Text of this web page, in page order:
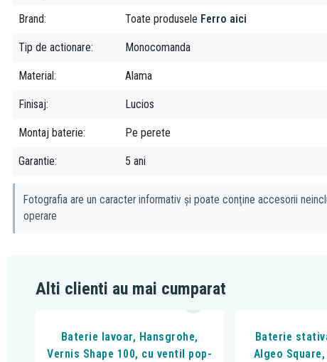
Brand Toate produsele Ferro aici
Tip de actionare Monocomanda
Material Alama
Finisaj Lucios
Montaj baterie Pe perete
Garantie 5 ani
Fotografia are un caracter informativ și poate conține accesorii
operare
Alti clienti au mai cumparat
Baterie lavoar, Hansgrohe,
Vernis Shape 100, cu ventil pop-
Baterie
Algeo